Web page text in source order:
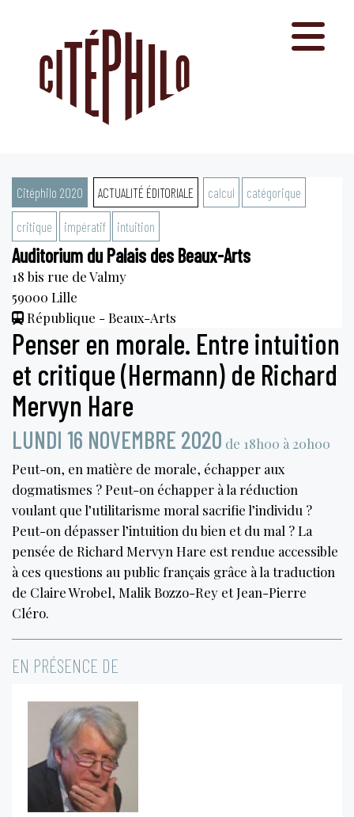
Citéphilo 2020 ACTUALITÉ ÉDITORIALE calcul catégorique
critique impératif intuition
Auditorium du Palais des Beaux-Arts
18 bis rue de Valmy
59000 Lille
République - Beaux-Arts
Penser en morale. Entre intuition
et critique (Hermann) de Richard
Mervyn Hare
LUNDI 16 NOVEMBRE 2020 de 18h00 à 20h00
Peut-on, en matière de morale, échapper aux
dogmatismes ? Peut-on échapper à la réduction
voulant que l’utilitarisme moral sacrifie l’individu ?
Peut-on dépasser l’intuition du bien et du mal ? La
pensée de Richard Mervyn Hare est rendue accessible
à ces questions au public français grâce à la traduction
de Claire Wrobel, Malik Bozzo-Rey et Jean-Pierre
Cléro.
EN PRÉSENCE DE